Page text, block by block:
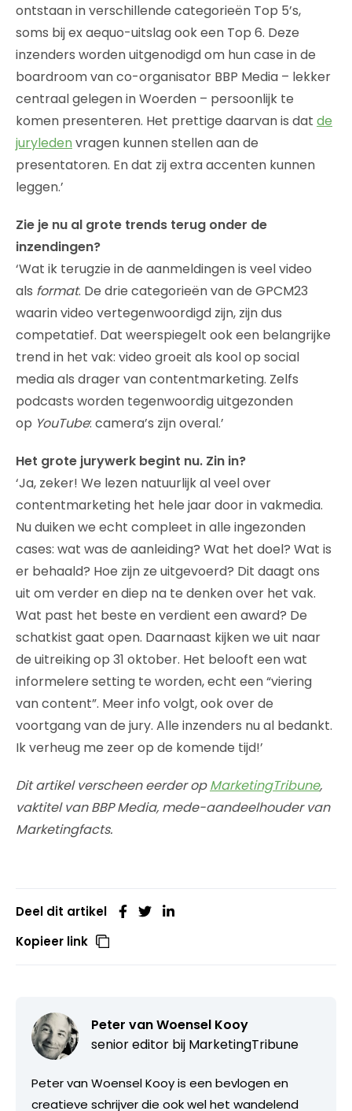
ontstaan in verschillende categorieën Top 5’s,
soms bij ex aequo-uitslag ook een Top 6. Deze
inzenders worden uitgenodigd om hun case in de
boardroom van co-organisator BBP Media – lekker
centraal gelegen in Woerden – persoonlijk te
komen presenteren. Het prettige daarvan is dat de
juryleden vragen kunnen stellen aan de
presentatoren. En dat zij extra accenten kunnen
leggen.’
Zie je nu al grote trends terug onder de
inzendingen?
‘Wat ik terugzie in de aanmeldingen is veel video
als format. De drie categorieën van de GPCM23
waarin video vertegenwoordigd zijn, zijn dus
competatief. Dat weerspiegelt ook een belangrijke
trend in het vak: video groeit als kool op social
media als drager van contentmarketing. Zelfs
podcasts worden tegenwoordig uitgezonden
op YouTube: camera’s zijn overal.’
Het grote jurywerk begint nu. Zin in?
‘Ja, zeker! We lezen natuurlijk al veel over
contentmarketing het hele jaar door in vakmedia.
Nu duiken we echt compleet in alle ingezonden
cases: wat was de aanleiding? Wat het doel? Wat is
er behaald? Hoe zijn ze uitgevoerd? Dit daagt ons
uit om verder en diep na te denken over het vak.
Wat past het beste en verdient een award? De
schatkist gaat open. Daarnaast kijken we uit naar
de uitreiking op 31 oktober. Het belooft een wat
informelere setting te worden, echt een “viering
van content”. Meer info volgt, ook over de
voortgang van de jury. Alle inzenders nu al bedankt.
Ik verheug me zeer op de komende tijd!’
Dit artikel verscheen eerder opMarketingTribune,
vaktitel van BBP Media, mede-aandeelhouder van
Marketingfacts.
Deel dit artikel
Kopieer link
Peter van Woensel Kooy
senior editor bij MarketingTribune
Peter van Woensel Kooy is een bevlogen en
creatieve schrijver die ook wel het wandelend